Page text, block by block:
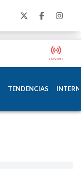
TENDENCIAS